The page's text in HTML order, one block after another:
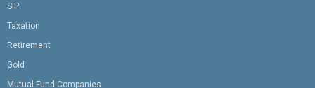
SIP
Taxation
Retirement
Gold
Mutual Fund Companies